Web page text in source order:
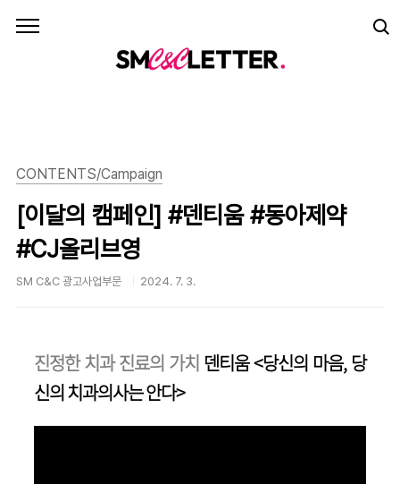
CONTENTS/Campaign
[이달의 캠페인] #덴티움 #동아제약
#CJ올리브영
SM C&C 광고사업부문 2024. 7. 3.
진정한 치과 진료의 가치 덴티움 <당신의 마음, 당
신의 치과의사는 안다>